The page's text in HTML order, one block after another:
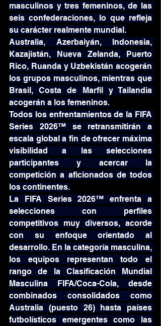
masculinos y tres femeninos, de las
seis confederaciones, lo que refleja
su carácter realmente mundial.
Australia, Azerbaiyán, Indonesia,
Kazajistán, Nueva Zelanda, Puerto
Rico, Ruanda y Uzbekistán acogerán
los grupos masculinos, mientras que
Brasil, Costa de Marfil y Tailandia
acogerán a los femeninos.
Todos los enfrentamientos de la FIFA
Series 2026™ se retransmitirán a
escala global a fin de ofrecer máxima
visibilidad a las selecciones
participantes y acercar la
competición a aficionados de todos
los continentes.
La FIFA Series 2026™ enfrenta a
selecciones con perfiles
competitivos muy diversos, acorde
con su enfoque orientado al
desarrollo. En la categoría masculina,
los equipos representan todo el
rango de la Clasificación Mundial
Masculina FIFA/Coca-Cola, desde
combinados consolidados como
Australia (puesto 26) hasta países
futbolísticos emergentes como las